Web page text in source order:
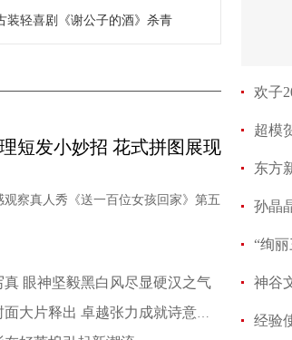
装轻喜剧《谢公子的酒》杀青
短发小妙招 花式拼图展现
观察真人秀《送一百位女孩回家》第五
真 眼神坚毅黑白风尽显硬汉之气
超模贺聪最新封面大片释出 卓越张力成就诗意时尚
东方
经验